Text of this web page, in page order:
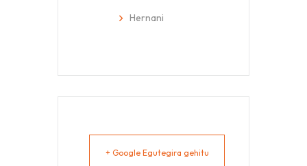
Hernani
+ Google Egutegira gehitu